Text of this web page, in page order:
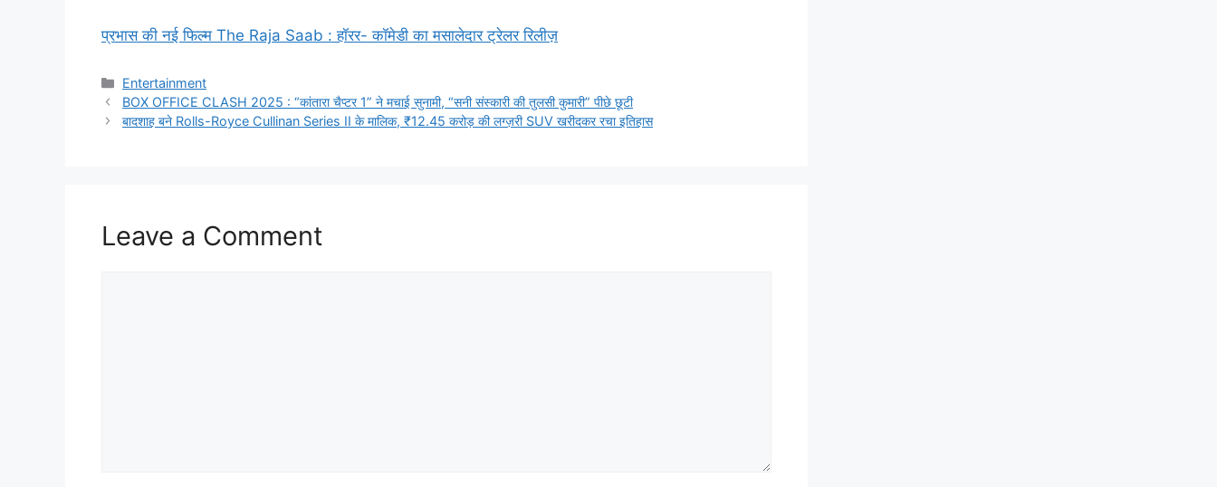
प्रभास की नई फिल्म The Raja Saab : हॉरर- कॉमेडी का मसालेदार ट्रेलर रिलीज़
Categories
Entertainment
BOX OFFICE CLASH 2025 : “कांतारा चैप्टर 1” ने मचाई सुनामी, “सनी संस्कारी की तुलसी कुमारी” पीछे छूटी
बादशाह बने Rolls-Royce Cullinan Series II के मालिक, ₹12.45 करोड़ की लग्ज़री SUV खरीदकर रचा इतिहास
Leave a Comment